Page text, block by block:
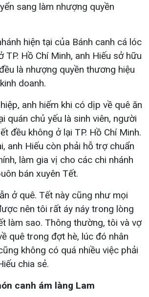
sang làm nhượng quyền
hiện tại của Bánh canh cá lóc
TP. Hồ Chí Minh, anh Hiếu sở hữu
là nhượng quyền thương hiệu
doanh.
anh hiếm khi có dịp về quê ăn
quán chủ yếu là sinh viên, người
đều không ở lại TP. Hồ Chí Minh.
anh Hiếu còn phải hỗ trợ chuẩn
làm gia vị cho các chi nhánh
bán xuyên Tết.
ở quê. Tết này cũng như mọi
nên tôi rất áy náy trong lòng
làm sao. Thông thường, tôi và vợ
quê trong đợt hè, lúc đó nhân
không có quá nhiều việc phải
chia sẻ.
canh ám làng Lam